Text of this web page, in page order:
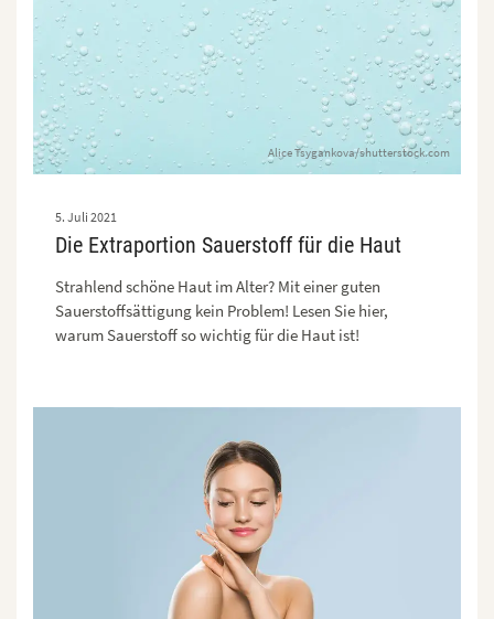
Alice Tsygankova/shutterstock.com
Die Extraportion Sauerstoff für die Haut
5. Juli 2021
Strahlend schöne Haut im Alter? Mit einer guten
Sauerstoffsättigung kein Problem! Lesen Sie hier,
warum Sauerstoff so wichtig für die Haut ist!